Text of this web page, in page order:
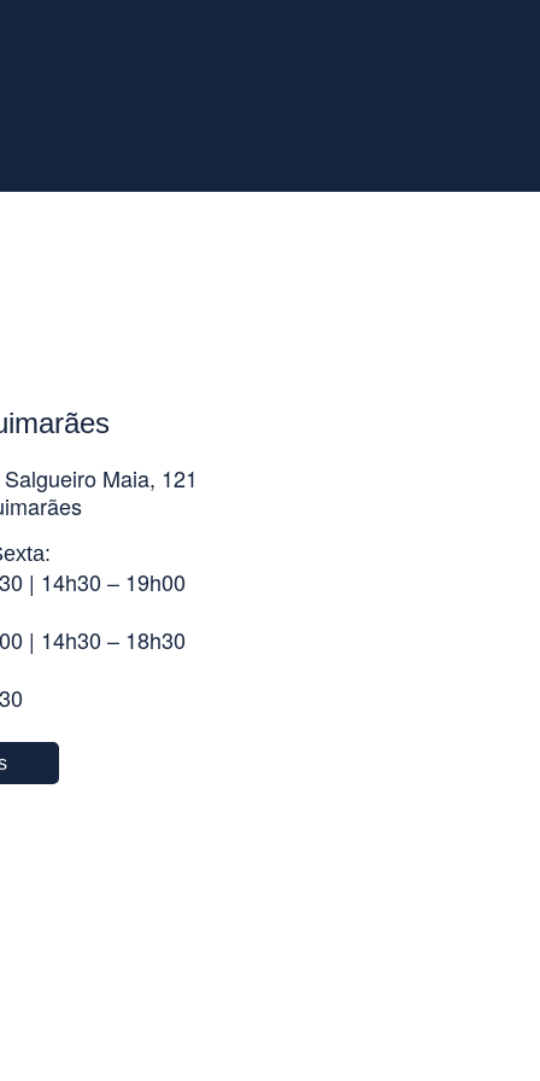
Maia, 121
| 14h30 – 19h00
| 14h30 – 18h30